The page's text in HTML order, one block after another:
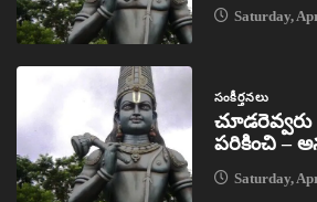
Saturday,
సంకీర్తనలు
పరికించి –
Saturday,